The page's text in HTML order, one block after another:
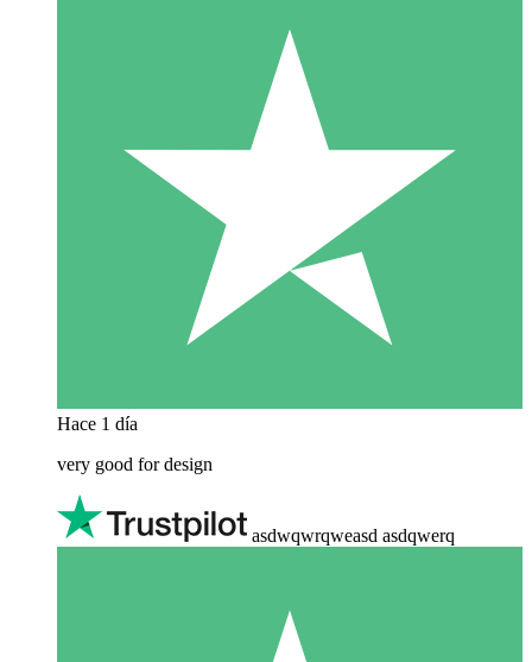
Hace 1 día
very good for design
asdwqwrqweasd asdqwerq